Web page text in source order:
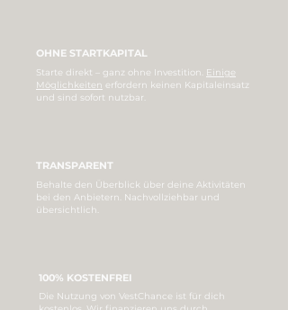
OHNE STARTKAPITAL
Starte direkt – ganz ohne Investition. Einige
Möglichkeiten erfordern keinen Kapitaleinsatz
und sind sofort nutzbar.
TRANSPARENT
Behalte den Überblick über deine Aktivitäten
bei den Anbietern. Nachvollziehbar und
übersichtlich.
100% KOSTENFREI
Die Nutzung von VestChance ist für dich